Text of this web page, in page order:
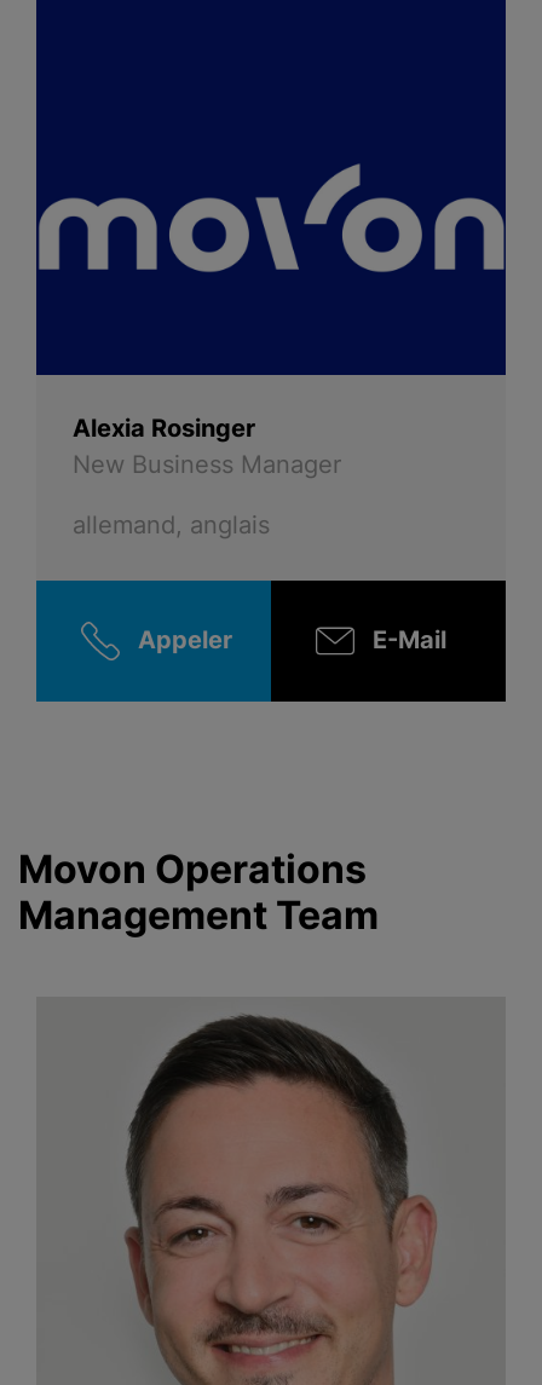
Alexia Rosinger
New Business Manager
allemand, anglais
Appeler E-Mail
Movon Operations
Management Team